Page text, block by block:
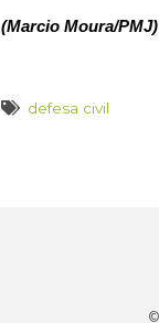
(Marcio Moura/PMJ)
defesa civil